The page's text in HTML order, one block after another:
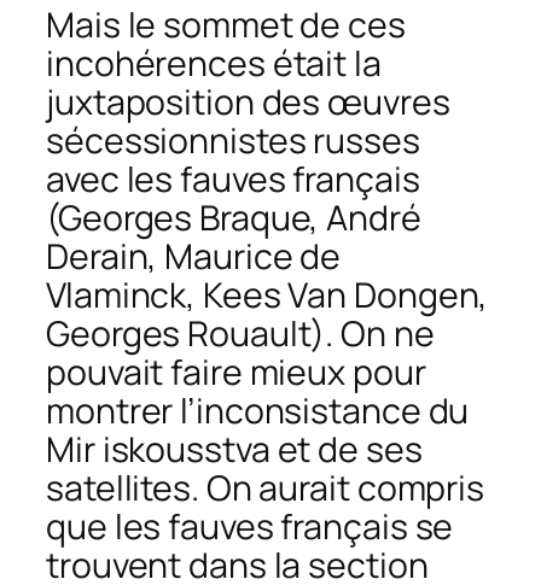
Mais le sommet de ces
incohérences était la
juxtaposition des œuvres
sécessionnistes russes
avec les fauves français
(Georges Braque, André
Derain, Maurice de
Vlaminck, Kees Van Dongen,
Georges Rouault). On ne
pouvait faire mieux pour
montrer l’inconsistance du
Mir iskousstva et de ses
satellites. On aurait compris
que les fauves français se
trouvent dans la section